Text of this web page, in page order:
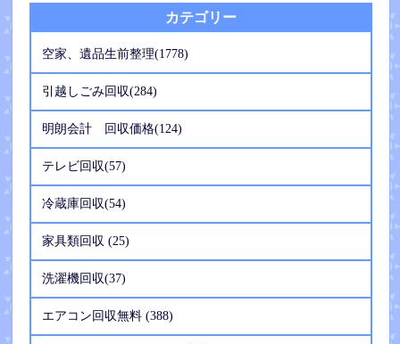
カテゴリー
空家、遺品生前整理(1778)
引越しごみ回収(284)
明朗会計 回収価格(124)
テレビ回収(57)
冷蔵庫回収(54)
家具類回収 (25)
洗濯機回収(37)
エアコン回収無料 (388)